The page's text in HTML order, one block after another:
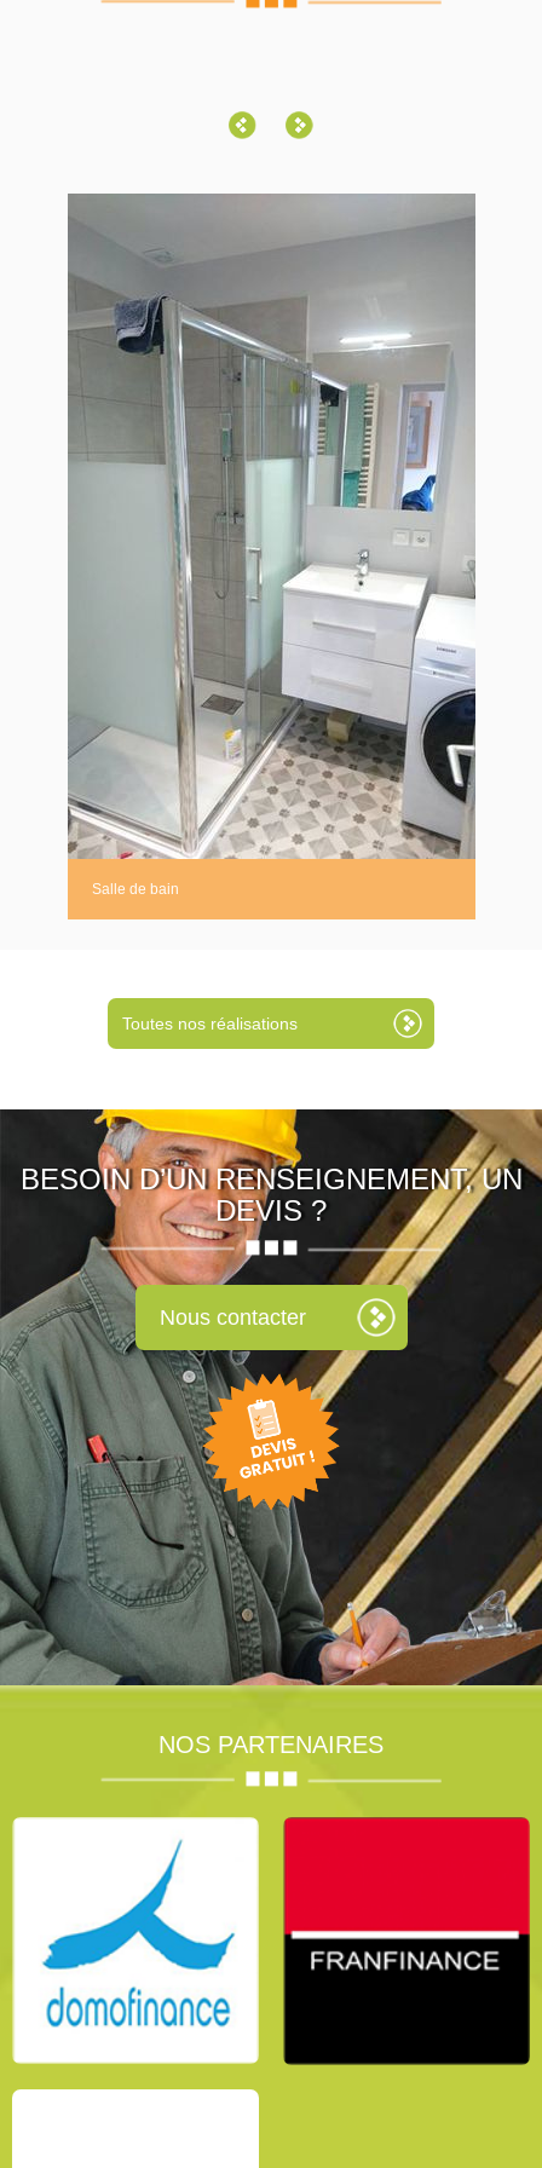
Salle de bain
Toutes nos réalisations
BESOIN D’UN RENSEIGNEMENT, UN
DEVIS ?
Nous contacter
NOS PARTENAIRES